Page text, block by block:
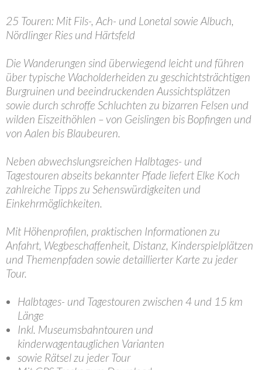
25 Touren: Mit Fils-, Ach- und Lonetal sowie Albuch,
Nördlinger Ries und Härtsfeld
Die Wanderungen sind überwiegend leicht und führen
über typische Wacholderheiden zu geschichtsträchtigen
Burgruinen und beeindruckenden Aussichtsplätzen
sowie durch schroffe Schluchten zu bizarren Felsen und
wilden Eiszeithöhlen – von Geislingen bis Bopfingen und
von Aalen bis Blaubeuren.
Neben abwechslungsreichen Halbtages- und
Tagestouren abseits bekannter Pfade liefert Elke Koch
zahlreiche Tipps zu Sehenswürdigkeiten und
Einkehrmöglichkeiten.
Mit Höhenprofilen, praktischen Informationen zu
Anfahrt, Wegbeschaffenheit, Distanz, Kinderspielplätzen
und Themenpfaden sowie detaillierter Karte zu jeder
Tour.
Halbtages- und Tagestouren zwischen 4 und 15 km
Länge
Inkl. Museumsbahntouren und
kinderwagentauglichen Varianten
sowie Rätsel zu jeder Tour